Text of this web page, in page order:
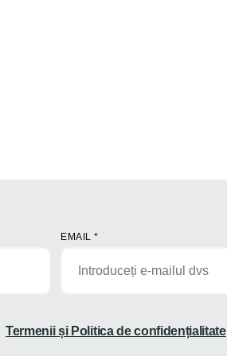
EMAIL*
Termenii și Politica de confidențialitate